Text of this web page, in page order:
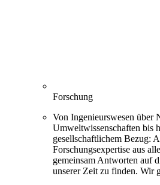
Forschung
Von Ingenieurswesen über
Umweltwissenschaften bis
gesellschaftlichem Bezug:
Forschungsexpertise aus
gemeinsam Antworten auf
unserer Zeit zu finden. Wir